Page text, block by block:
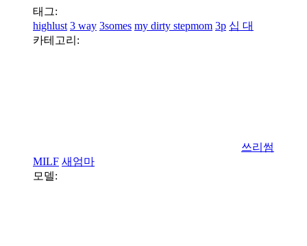
태그:
highlust 3 way 3somes my dirty stepmom 3p 십 대
카테고리:
쓰리썸
MILF 새엄마
모델: